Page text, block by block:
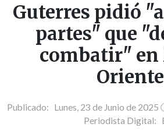
Guterres pidió
partes" que
combatir" en
Oriente
Publicado: Lunes, 23 de Junio de 2025
Periodista Digital: